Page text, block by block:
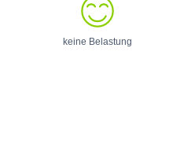
keine Belastung